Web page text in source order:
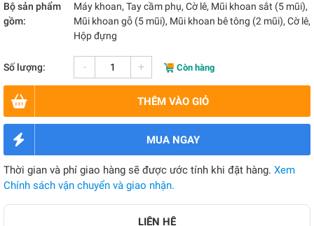
Bộ sản phẩm
gồm:
Máy khoan, Tay cầm phụ, Cờ lê, Mũi khoan sắt (5 mũi),
Mũi khoan gỗ (5 mũi), Mũi khoan bê tông (2 mũi), Cờ lê,
Hộp đựng
Số lượng: - + Còn hàng
THÊM VÀO GIỎ
MUA NGAY
Thời gian và phí giao hàng sẽ được ước tính khi đặt hàng. Xem
Chính sách vận chuyển và giao nhận.
LIÊN HỆ